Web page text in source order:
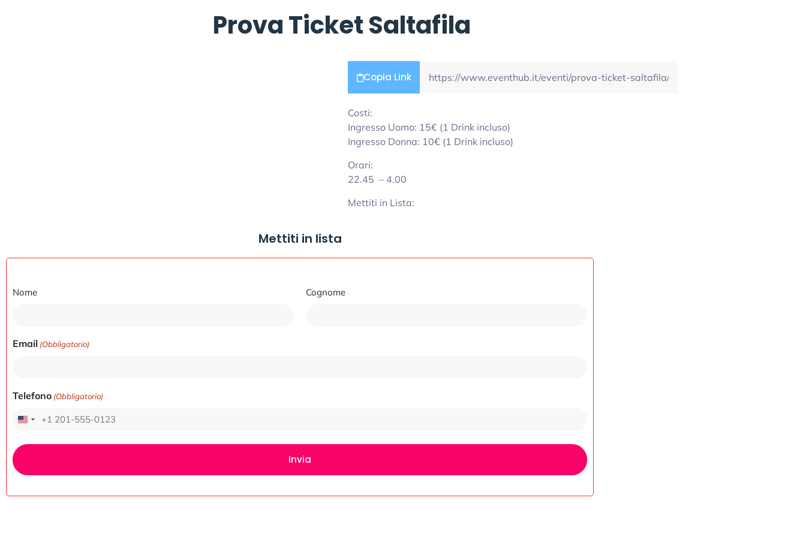
Prova Ticket Saltafila
Copia Link
Costi:
Ingresso Uomo: 15€ (1 Drink incluso)
Ingresso Donna: 10€ (1 Drink incluso)
Orari:
22.45 – 4.00
Mettiti in Lista:
Mettiti in lista
Nome
Nome Cognome
Email (Obbligatorio)
Telefono (Obbligatorio)
United States +1